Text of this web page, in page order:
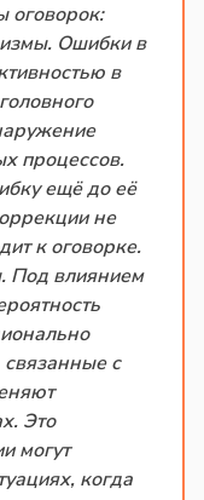
оговорок:
Ошибки в
в
процессов.
ещё до её
не
к оговорке.
Под влиянием
с
Это
могут
когда